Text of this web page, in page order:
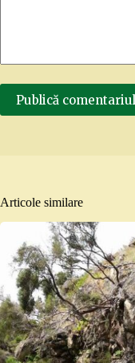
Publică comentariul
Articole similare